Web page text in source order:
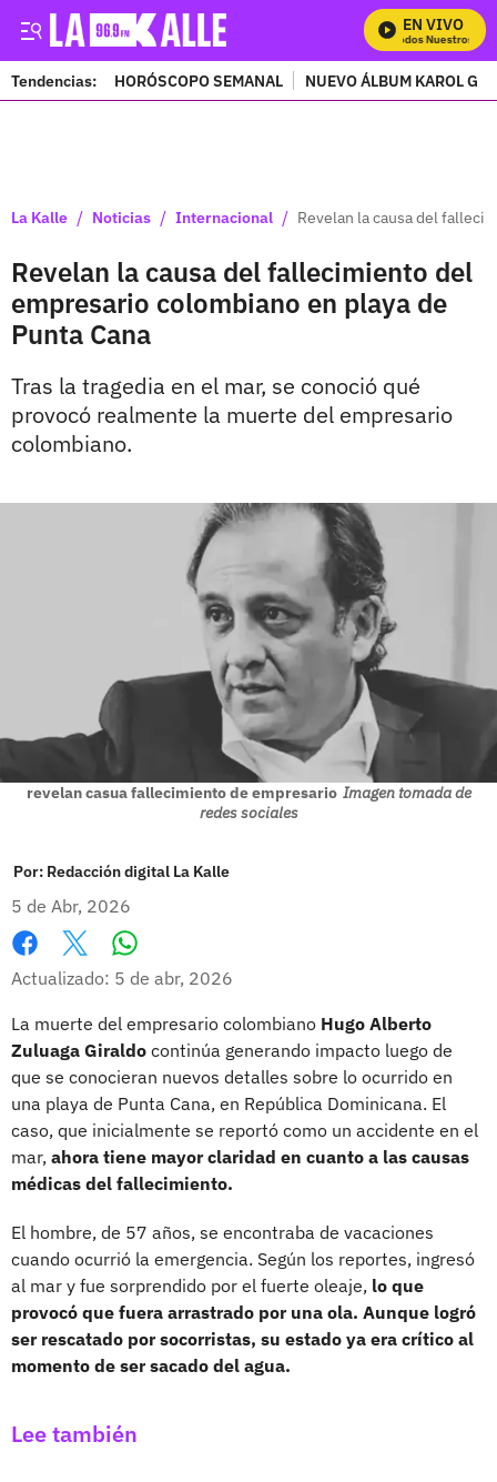
EN VIVO
Mira Todos Nuestros
Tendencias: HORÓSCOPO SEMANAL NUEVO ÁLBUM KAROL G
La Kalle / Noticias / Internacional / Revelan la causa del
Revelan la causa del fallecimiento del
empresario colombiano en playa de
Punta Cana
Tras la tragedia en el mar, se conoció qué
provocó realmente la muerte del empresario
colombiano.
revelan casua fallecimiento de empresario Imagen tomada de
redes sociales
Por: Redacción digital La Kalle
5 de Abr, 2026
Facebook
X
Actualizado: 5 de abr, 2026
La muerte del empresario colombiano Hugo Alberto
Zuluaga Giraldo continúa generando impacto luego de
que se conocieran nuevos detalles sobre lo ocurrido en
una playa de Punta Cana, en República Dominicana. El
caso, que inicialmente se reportó como un accidente en el
mar, ahora tiene mayor claridad en cuanto a las causas
médicas del fallecimiento.
El hombre, de 57 años, se encontraba de vacaciones
cuando ocurrió la emergencia. Según los reportes, ingresó
al mar y fue sorprendido por el fuerte oleaje, lo que
provocó que fuera arrastrado por una ola. Aunque logró
ser rescatado por socorristas, su estado ya era crítico al
momento de ser sacado del agua.
Lee también